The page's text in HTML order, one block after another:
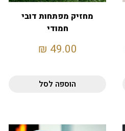
מחזיק מפתחות דובי
חמודי
49.00
₪
הוספה לסל